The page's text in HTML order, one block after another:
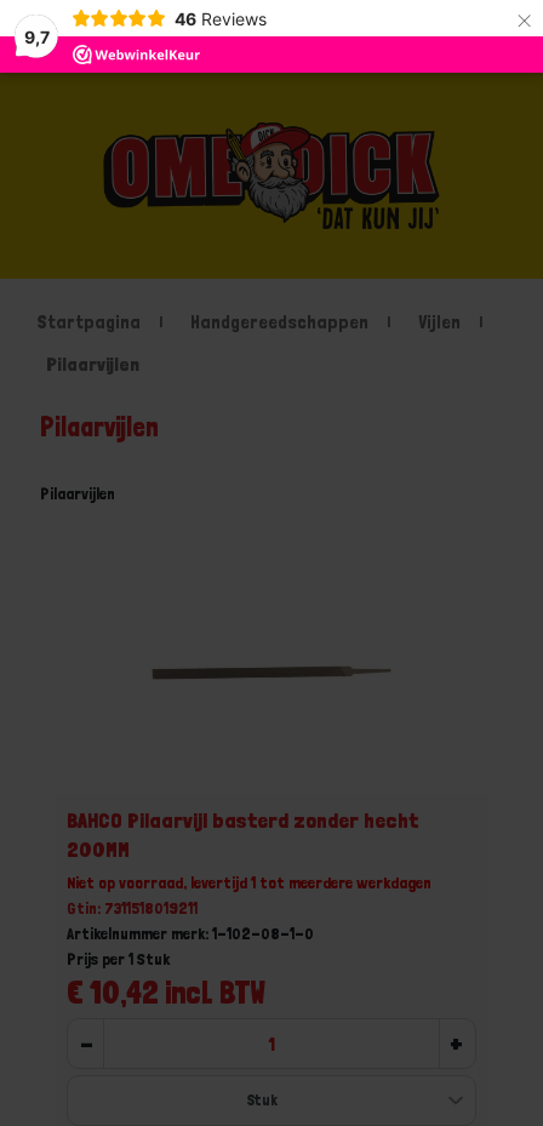
9,7
46 Reviews ×
Startpagina Handgereedschappen
Vijlen
Pilaarvijlen
Pilaarvijlen
Pilaarvijlen
BAHCO Pilaarvijl basterd zonder hecht
200MM
Niet op voorraad, levertijd 1 tot meerdere werkdagen
Gtin: 7311518019211
Artikelnummer merk: 1-102-08-1-0
€ 10,42 incl. BTW
Prijs per 1 Stuk
- +